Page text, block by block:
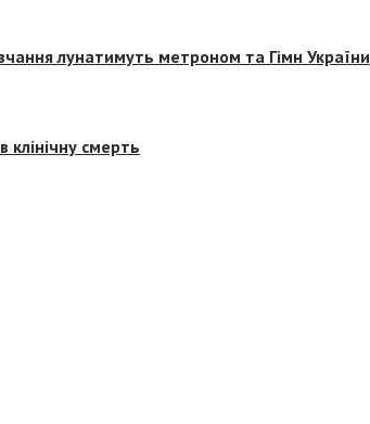
лунатимуть метроном та Гімн України
смерть